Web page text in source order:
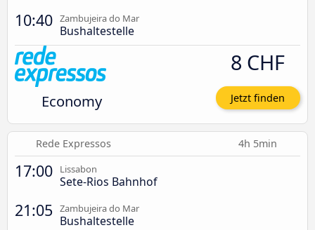
10:40 Zambujeira do Mar
Bushaltestelle
Economy
8 CHF
Jetzt finden
Rede Expressos 4h 5min
17:00 Lissabon
Sete-Rios Bahnhof
21:05 Zambujeira do Mar
Bushaltestelle